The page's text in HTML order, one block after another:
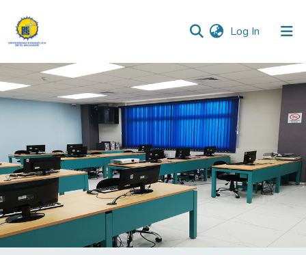
Log In (current)
Communities & Collections
All of DSpace